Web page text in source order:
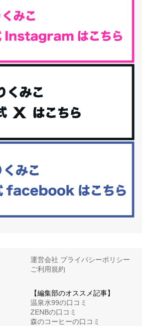
健康維持の中でいっちばん大事！だと私
免...
！みんな何買う？
をシリカシリカにしているんだけど確か
購入している「楽天ふるさと納税」の返
す。今までいろ...
るために今できる５つのこと。
の整え方。 私も気づけばアラフィフ、これ
...
人に足りないのは海藻！
らす。&n...
運営会社 プライバシーポリシー
ご利用規約
【編集部のオススメ記事】
温泉水99の口コミ
ZENBの口コミ
森のコーヒーの口コミ